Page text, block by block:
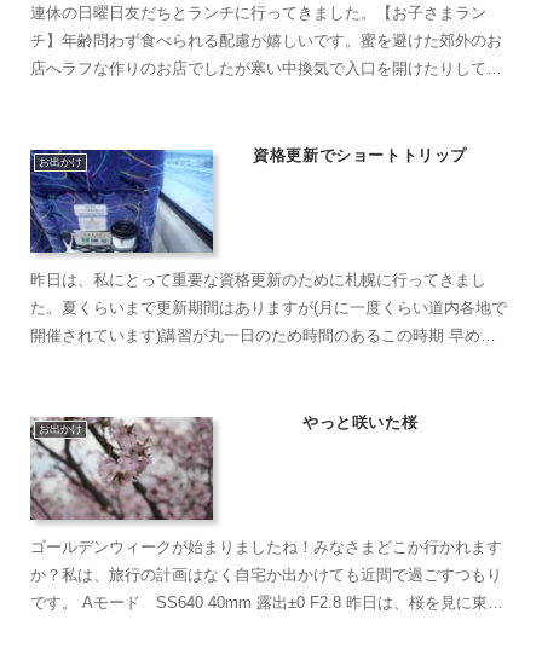
連休の日曜日友だちとランチに行ってきました。【お子さまラン
チ】年齢問わず食べられる配慮が嬉しいです。蜜を避けた郊外のお
店へラフな作りのお店でしたが寒い中換気で入口を開けたりしてい
お出かけ 資格更新でショートトリップ
昨日は、私にとって重要な資格更新のために札幌に行ってきまし
た。夏くらいまで更新期間はありますが(月に一度くらい道内各地で
開催されています)講習が丸一日のため時間のあるこの時期 早めに
お出かけ やっと咲いた桜
ゴールデンウィークが始まりましたね！みなさまどこか行かれます
か？私は、旅行の計画はなく自宅か出かけても近間で過ごすつもり
です。 Aモード SS640 40mm 露出±0 F2.8 昨日は、桜を見に東川